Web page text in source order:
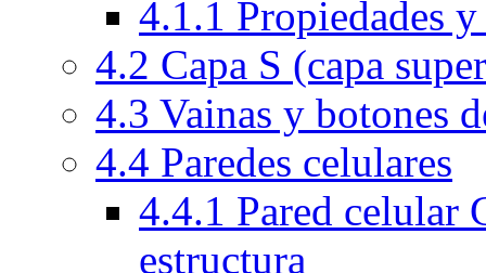
4.1.1 Propiedades
4.2 Capa S (capa
4.3 Vainas y botones
4.4 Paredes celulares
4.4.1 Pared celular
estructura